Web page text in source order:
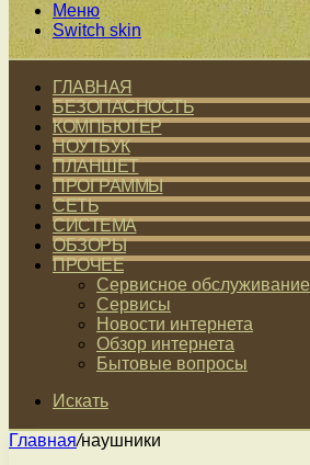
Меню
Switch skin
ГЛАВНАЯ
БЕЗОПАСНОСТЬ
КОМПЬЮТЕР
НОУТБУК
ПЛАНШЕТ
ПРОГРАММЫ
СЕТЬ
СИСТЕМА
ОБЗОРЫ
ПРОЧЕЕ
Сервисное обслуживание
Сервисы
Новости интернета
Обзор интернета
Бытовые вопросы
Искать
Главная/наушники